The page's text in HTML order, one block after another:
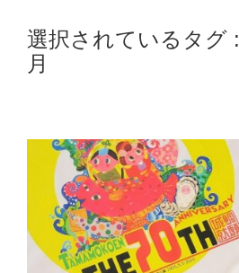
選択されているタグ :
月